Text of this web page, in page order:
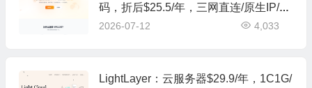
码，折后$25.5/年，三网直连/原生IP/最
高100M带宽
2026-07-12 4,033
LightLayer：云服务器$29.9/年，1C1G/